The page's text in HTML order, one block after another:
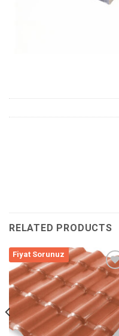
RELATED PRODUCTS
Fiyat Sorunuz
Listeme
Ekle